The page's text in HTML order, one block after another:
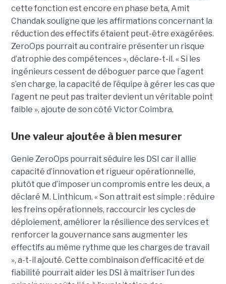
cette fonction est encore en phase beta, Amit
Chandak souligne que les affirmations concernant la
réduction des effectifs étaient peut-être exagérées.
ZeroOps pourrait au contraire présenter un risque
d’atrophie des compétences », déclare-t-il. « Si les
ingénieurs cessent de déboguer parce que l’agent
s’en charge, la capacité de l’équipe à gérer les cas que
l’agent ne peut pas traiter devient un véritable point
faible », ajoute de son côté Victor Coimbra.
Une valeur ajoutée à bien mesurer
Genie ZeroOps pourrait séduire les DSI car il allie
capacité d’innovation et rigueur opérationnelle,
plutôt que d’imposer un compromis entre les deux, a
déclaré M. Linthicum. « Son attrait est simple : réduire
les freins opérationnels, raccourcir les cycles de
déploiement, améliorer la résilience des services et
renforcer la gouvernance sans augmenter les
effectifs au même rythme que les charges de travail
», a-t-il ajouté. Cette combinaison d’efficacité et de
fiabilité pourrait aider les DSI à maîtriser l’un des